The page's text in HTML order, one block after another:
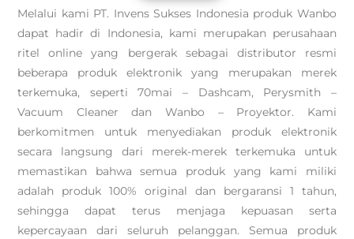
Melalui kami PT. Invens Sukses Indonesia produk Wanbo
dapat hadir di Indonesia, kami merupakan perusahaan
ritel online yang bergerak sebagai distributor resmi
beberapa produk elektronik yang merupakan merek
terkemuka, seperti 70mai – Dashcam, Perysmith –
Vacuum Cleaner dan Wanbo – Proyektor. Kami
berkomitmen untuk menyediakan produk elektronik
secara langsung dari merek-merek terkemuka untuk
memastikan bahwa semua produk yang kami miliki
adalah produk 100% original dan bergaransi 1 tahun,
sehingga dapat terus menjaga kepuasan serta
kepercayaan dari seluruh pelanggan. Semua produk